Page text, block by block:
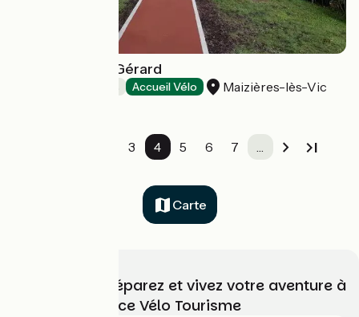
Chambre chez Gérard
Accueil Vélo Maizières-lès-Vic
3 4 5 6 7 …
Carte
Choisissez, préparez et vivez votre aventure à
vélo avec France Vélo Tourisme